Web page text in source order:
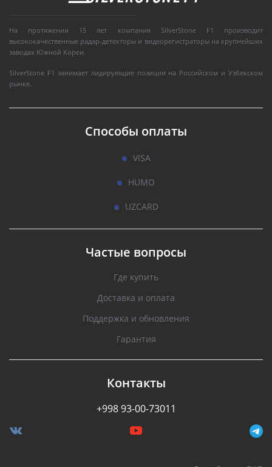
На протяжении 15 лет компания SilverStone F1 производит
высококачественные радар-детекторы и видеорегистраторы на крупнейших
заводах Южной Кореи.
SilverStone F1 занимает лидирующие позиции на Российском и Узбекском
рынке.
Способы оплаты
VISA
HUMO
UZCARD
Частые вопросы
Где купить
Доставка и оплата
Поддержка и обновления
Гарантия
Контакты
+998 93-00-73011